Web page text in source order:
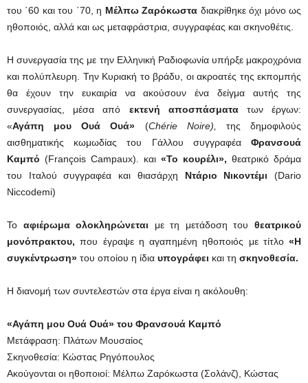
του ΄60 και του ΄70, η Μέλπω Ζαρόκωστα διακρίθηκε όχι μόνο ως
ηθοποιός, αλλά και ως μεταφράστρια, συγγραφέας και σκηνοθέτις.
Η συνεργασία της με την Ελληνική Ραδιοφωνία υπήρξε μακροχρόνια
και πολύπλευρη. Την Κυριακή το βράδυ, οι ακροατές της εκπομπής
θα έχουν την ευκαιρία να ακούσουν ένα δείγμα αυτής της
συνεργασίας, μέσα από εκτενή αποσπάσματατων έργων:
«Αγάπη μου Ουά Ουά» (Chérie Noire),
της δημοφιλούς
αισθηματικής κωμωδίας του Γάλλου συγγραφέαΦρανσουά
Καμπό (François Campaux). και «Το κουρέλι», θεατρικό δράμα
του Ιταλού συγγραφέα και θιασάρχη Ντάριο Νικοντέμι (Dario
Niccodemi)
Το αφιέρωμα ολοκληρώνεται με τη μετάδοση τουθεατρικού
μονόπρακτου, που έγραψε η αγαπημένη ηθοποιός με τίτλο «Η
συγκέντρωση» του οποίου η ίδια υπογράφει και τη σκηνοθεσία.
Η διανομή των συντελεστών στα έργα είναι η ακόλουθη:
«Αγάπη μου Ουά Ουά» του Φρανσουά Καμπό
Μετάφραση: Πλάτων Μουσαίος
Σκηνοθεσία: Κώστας Ρηγόπουλος
Ακούγονται οι ηθοποιοί: Μέλπω Ζαρόκωστα (Σολάνζ), Κώστας